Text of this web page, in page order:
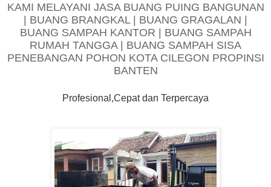
KAMI MELAYANI JASA BUANG PUING BANGUNAN
| BUANG BRANGKAL | BUANG GRAGALAN |
BUANG SAMPAH KANTOR | BUANG SAMPAH
RUMAH TANGGA | BUANG SAMPAH SISA
PENEBANGAN POHON KOTA CILEGON PROPINSI
BANTEN
Profesional,Cepat dan Terpercaya